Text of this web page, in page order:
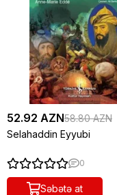
52.92 AZN58.80 AZN
Selahaddin Eyyubi
0
Səbətə at